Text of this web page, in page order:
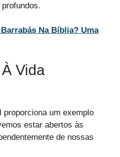
Na Bíblia? Uma
Vida
proporciona um exemplo
estar abertos às
de nossas